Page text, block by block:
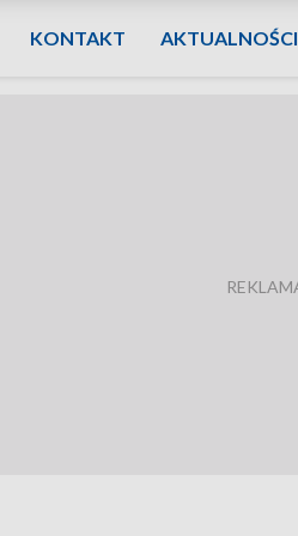
KONTAKT AKTUALNOŚCI